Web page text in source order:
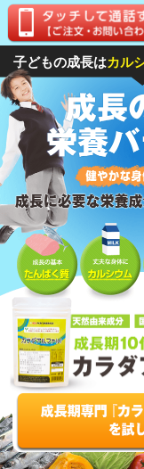
子どもの成長はカル